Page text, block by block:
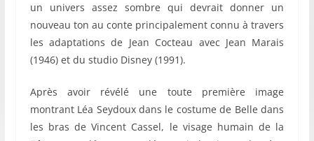
un univers assez sombre qui devrait donner un
nouveau ton au conte principalement connu à travers
les adaptations de Jean Cocteau avec Jean Marais
(1946) et du studio Disney (1991).
Après avoir révélé une toute première image
montrant Léa Seydoux dans le costume de Belle dans
les bras de Vincent Cassel, le visage humain de la